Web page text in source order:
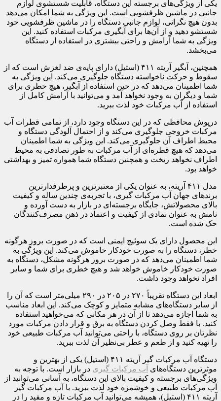
یکی از ویژگی‌های برجسته این دستگاه، قابلیت شستشوی لوازم
جانبی در ماشین ظرفشویی است. این ویژگی به شما امکان می‌دهد
بدون هیچ نگرانی، لوازم جانبی دستگاه را در ماشین ظرفشویی خود
شستشو دهید و از آن‌ها برای آبگیری مرکبات استفاده کنید. این
ویژگی به شما آرامش و راحتی بیشتری در استفاده از دستگاه
می‌بخشد.
همچنین، آبگیر آریته ۴۱۱ (استیل) دارای پایه‌ی ضد لغزش است که از
سقوط و حرکت ناخواسته دستگاه جلوگیری می‌کند. این ویژگی به
شما اطمینان می‌دهد که در حین استفاده از آبگیر، هیچ خطری برای
شما و دیگران به وجود نخواهد آمد و می‌توانید با آرامش کامل از
استفاده از آب مرکبات خود لذت ببرید.
درپوش محافظی که در این دستگاه وجود دارد، از تمامی قطرات آب
مرکبات خروجی جلوگیری می‌کند و از احتمال آلودگی دستگاه و
محیط اطراف آن جلوگیری می‌کند. این ویژگی به شما اطمینان
می‌دهد که هیچ قطره‌ای از آب مرکبات به طور تصادفی به محیط
اطراف نخواهد ریخت و همچنین دستگاه شما همواره تمیز و بهداشتی
خواهد بود.
مدل ۴۱۱ آریته، به عنوان یکی از معتبرترین و پرطرفدارترین
برندهای جهان آب مرکبات گیری، با تجربه‌ی چندین ساله و کیفیت
بالای محصولاتش، جایگاه برجسته‌ای در بازار به دست آورده و
نامش به عنوان نمادی از کیفیت و اعتماد در ذهن مصرف‌کنندگان
حک شده است.
این محصول دارای یک سوئیچ ایمنی است که در صورت بروز هرگونه
خطر، دستگاه را به صورت خودکار خاموش می‌کند. این ویژگی به
شما اطمینان می‌دهد که در صورت بروز هرگونه مشکل، دستگاه به
صورت خودکار خاموش خواهد شد و هیچ خطری برای شما و سایر
افراد نخواهد وجود داشت.
ابعاد این دستگاه تقریباً ۲۷۰ در ۲۰۵ در ۲۹۰ میلی‌متر است که آن را
از سایر دستگاه‌های مشابه متمایز و کوچک می‌کند. این ابعاد مناسب
به شما اجازه می‌دهد تا از آن در هر مکانی که می‌خواهید استفاده
کنید. با فقط وصل کردن دستگاه به برق و قرار دادن مرکبات مورد
نظرتان بر روی دستگاه، با راحتی می‌توانید آب مرکبات طبیعی خود
را تهیه کنید و از طعم و عطر بی‌نظیر آن لذت ببرید.
دستگاه آب مرکبات گیر آریته ۴۱۱ (استیل) یکی از بهترین و
موثرترین دستگاه‌های آب مرکبات گیری در بازار است. با توجه به
ویژگی‌های برجسته و کیفیت بالای این دستگاه، به آسانی می‌توانید از
آب مرکبات طبیعی و خوشمزه خود لذت ببرید. با آب مرکبات گیر
آریته ۴۱۱ (استیل)، همیشه می‌توانید آب مرکبات تازه و مفید را در